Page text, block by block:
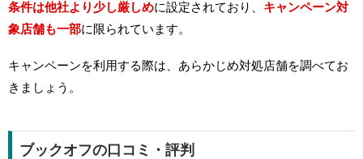
条件は他社より少し厳しめに設定されており、 キャンペーン対
象店舗も一部に限られています。
キャンペーンを利用する際は、あらかじめ対処店舗を調べてお
きましょう。
ブックオフの口コミ・評判